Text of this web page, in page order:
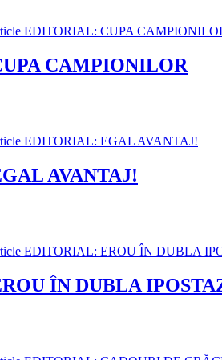
CAMPIONILOR
AVANTAJ!
ÎN DUBLA